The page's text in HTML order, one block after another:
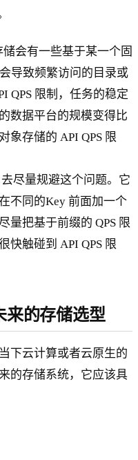
会有一些基于某一个固
导致频繁访问的目录或
QPS 限制，任务的稳定
数据平台的规模变得比
象存储的 API QPS 限
尽量规避这个问题。它
不同的Key 前面加一个
量把基于前缀的 QPS 限
快触碰到 API QPS 限
来的存储选型
下云计算或者云原生的
的存储系统，它应该具